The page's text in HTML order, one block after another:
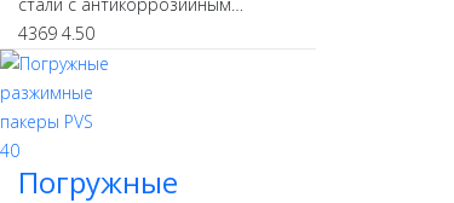
4369 4.50
Погружные